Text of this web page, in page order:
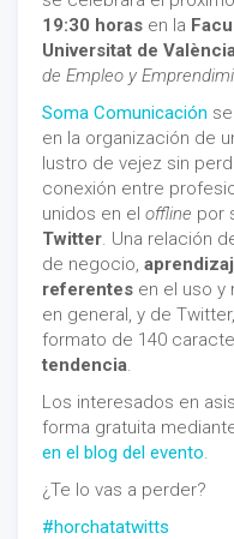
19:30 horas en la
Universitat de
de Empleo y
Soma Comunicación
en la organización de
lustro de vejez sin
conexión entre
unidos en el offline por
Twitter. Una relación
de negocio,
referentes en el uso y
en general, y de
formato de 140
tendencia.
Los interesados en
forma gratuita
en el blog del evento.
¿Te lo vas a perder?
#horchatatwitts